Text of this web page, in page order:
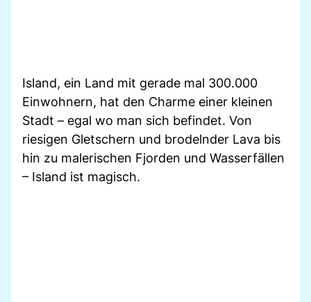
Island, ein Land mit gerade mal 300.000
Einwohnern, hat den Charme einer kleinen
Stadt – egal wo man sich befindet. Von
riesigen Gletschern und brodelnder Lava bis
hin zu malerischen Fjorden und Wasserfällen
– Island ist magisch.